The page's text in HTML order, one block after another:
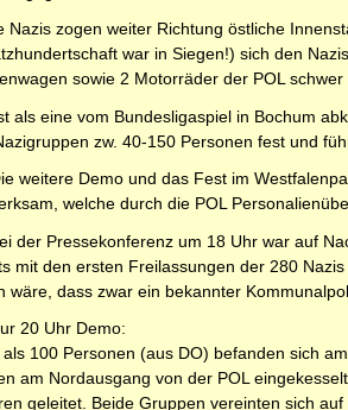
Nazis zogen weiter Richtung östliche
war in Siegen!) sich den
sowie 2 Motorräder der POL
als eine vom Bundesligaspiel in Bochum
zw. 40-150 Personen fest und
weitere Demo und das Fest im
welche durch die POL
der Pressekonferenz um 18 Uhr war auf
mit den ersten Freilassungen der 280
wäre, dass zwar ein bekannter
20 Uhr Demo:
als 100 Personen (aus DO) befanden sich
am Nordausgang von der POL
geleitet. Beide Gruppen vereinten sich